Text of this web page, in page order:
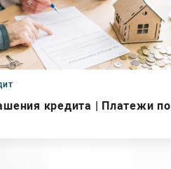
кредита | Платежи по